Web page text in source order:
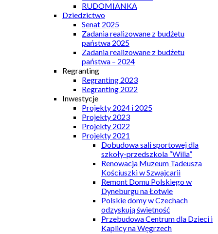
RUDOMIANKA
Dziedzictwo
Senat 2025
Zadania realizowane z budżetu
państwa 2025
Zadania realizowane z budżetu
państwa – 2024
Regranting
Regranting 2023
Regranting 2022
Inwestycje
Projekty 2024 i 2025
Projekty 2023
Projekty 2022
Projekty 2021
Dobudowa sali sportowej dla
szkoły-przedszkola “Wilia”
Renowacja Muzeum Tadeusza
Kościuszki w Szwajcarii
Remont Domu Polskiego w
Dyneburgu na Łotwie
Polskie domy w Czechach
odzyskują świetność
Przebudowa Centrum dla Dzieci i
Kaplicy na Węgrzech